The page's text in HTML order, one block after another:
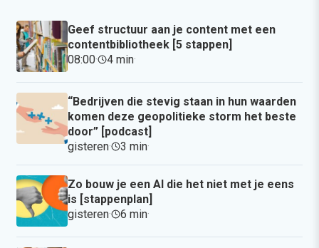
Geef structuur aan je content met een
contentbibliotheek [5 stappen]
08:00· 4 min·
“Bedrijven die stevig staan in hun waarden
komen deze geopolitieke storm het beste
door” [podcast]
gisteren· 3 min·
Zo bouw je een AI die het niet met je eens
is [stappenplan]
gisteren· 6 min·